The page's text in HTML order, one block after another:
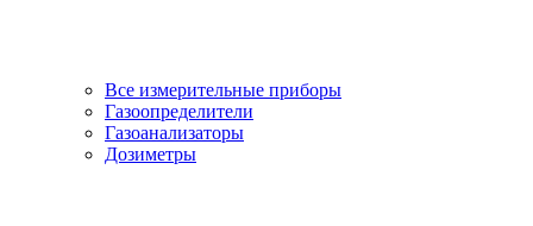
Все измерительные приборы
Газоопределители
Газоанализаторы
Дозиметры